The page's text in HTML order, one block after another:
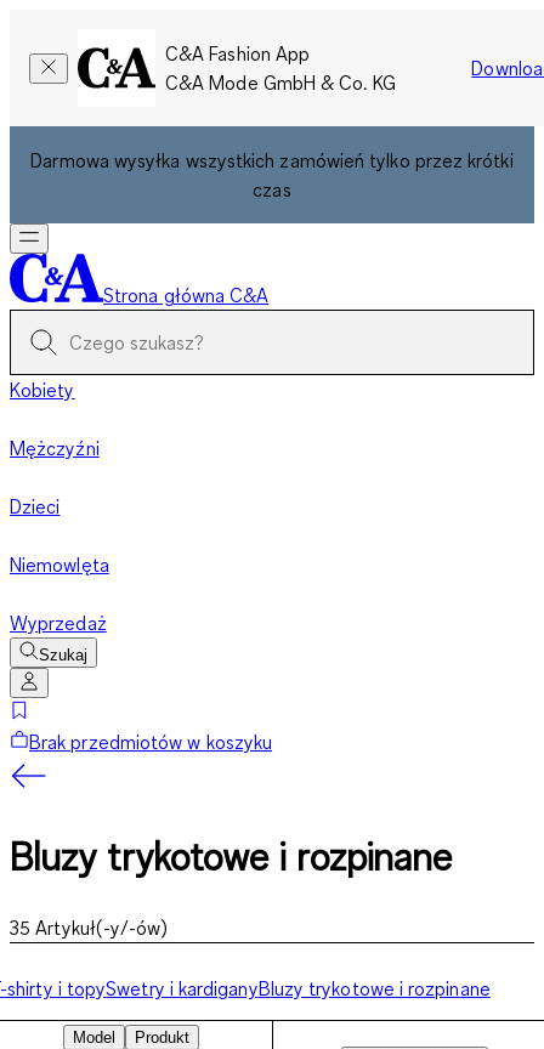
C&A Fashion App
C&A Mode GmbH & Co. KG
Darmowa wysyłka wszystkich zamówień tylko przez krótki
czas
Strona główna C&A
Kobiety
Mężczyźni
Dzieci
Niemowlęta
Wyprzedaż
Szukaj
Brak przedmiotów w koszyku
Bluzy trykotowe i rozpinane
35 Artykuł(-y/-ów)
shirty i topySwetry i kardiganyBluzy trykotowe i rozpinane
Model
Produkt